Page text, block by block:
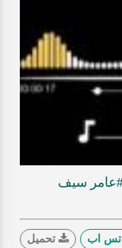
سيف
اب تحميل